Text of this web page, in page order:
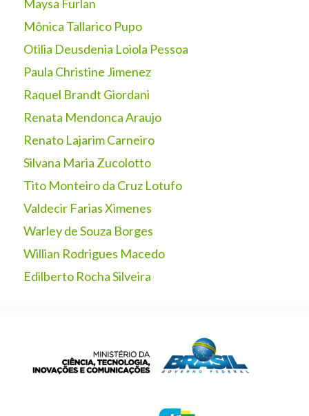
Maysa Furlan
Mônica Tallarico Pupo
Otilia Deusdenia Loiola Pessoa
Paula Christine Jimenez
Raquel Brandt Giordani
Renata Mendonca Araujo
Renato Lajarim Carneiro
Silvana Maria Zucolotto
Tito Monteiro da Cruz Lotufo
Valdecir Farias Ximenes
Warley de Souza Borges
Willian Rodrigues Macedo
Edilberto Rocha Silveira